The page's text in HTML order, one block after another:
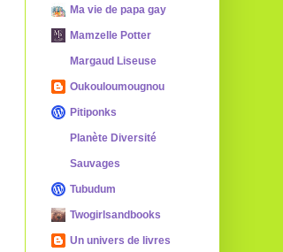
Ma vie de papa gay
Mamzelle Potter
Margaud Liseuse
Oukouloumougnou
Pitiponks
Planète Diversité
Sauvages
Tubudum
Twogirlsandbooks
Un univers de livres